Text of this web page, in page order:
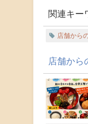
関連キー
店舗から
店舗から